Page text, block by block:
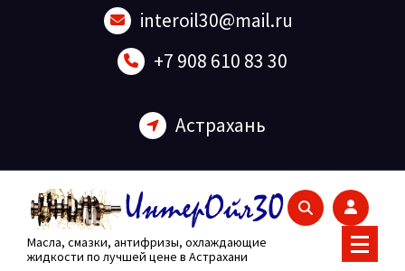
interoil30@mail.ru
+7 908 610 83 30
Астрахань
Масла, смазки, антифризы, охлаждающие
жидкости по лучшей цене в Астрахани